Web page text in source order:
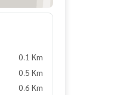
0.1 Km
0.5 Km
0.6 Km